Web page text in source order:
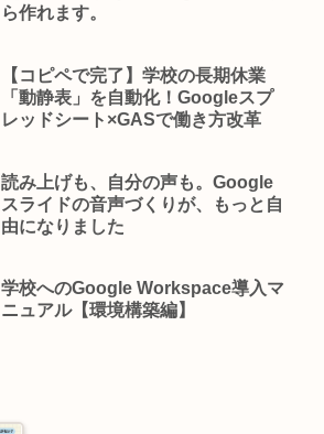
ら作れます。
【コピペで完了】学校の長期休業
「動静表」を自動化！Googleスプ
レッドシート×GASで働き方改革
読み上げも、自分の声も。Google
スライドの音声づくりが、もっと自
由になりました
学校へのGoogle Workspace導入マ
ニュアル【環境構築編】